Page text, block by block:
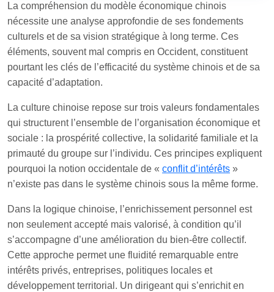
La compréhension du modèle économique chinois
nécessite une analyse approfondie de ses fondements
culturels et de sa vision stratégique à long terme. Ces
éléments, souvent mal compris en Occident, constituent
pourtant les clés de l’efficacité du système chinois et de sa
capacité d’adaptation.
La culture chinoise repose sur trois valeurs fondamentales
qui structurent l’ensemble de l’organisation économique et
sociale : la prospérité collective, la solidarité familiale et la
primauté du groupe sur l’individu. Ces principes expliquent
pourquoi la notion occidentale de « conflit d’intérêts »
n’existe pas dans le système chinois sous la même forme.
Dans la logique chinoise, l’enrichissement personnel est
non seulement accepté mais valorisé, à condition qu’il
s’accompagne d’une amélioration du bien-être collectif.
Cette approche permet une fluidité remarquable entre
intérêts privés, entreprises, politiques locales et
développement territorial. Un dirigeant qui s’enrichit en